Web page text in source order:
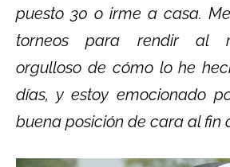
puesto 30 o irme a casa.
torneos para rendir al
orgulloso de cómo lo he
días, y estoy emocionado
buena posición de cara al fin